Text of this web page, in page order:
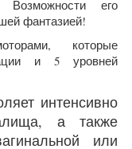
Возможности его
фантазией!
которые
и 5 уровней
интенсивно
а также
или